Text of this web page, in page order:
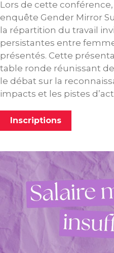
Lors de cette
enquête Gender Mirror
la répartition du travail
persistantes entre
présentés. Cette
table ronde réunissant
le débat sur la
impacts et les pistes
Inscriptions